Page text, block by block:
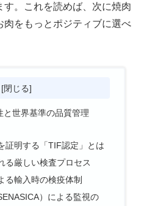
。これを読めば、次に焼肉
肉をもっとポジティブに選べ
と世界基準の品質管理
証明する「TIF認定」とは
る厳しい検査プロセス
る輸入時の検疫体制
）による監視の